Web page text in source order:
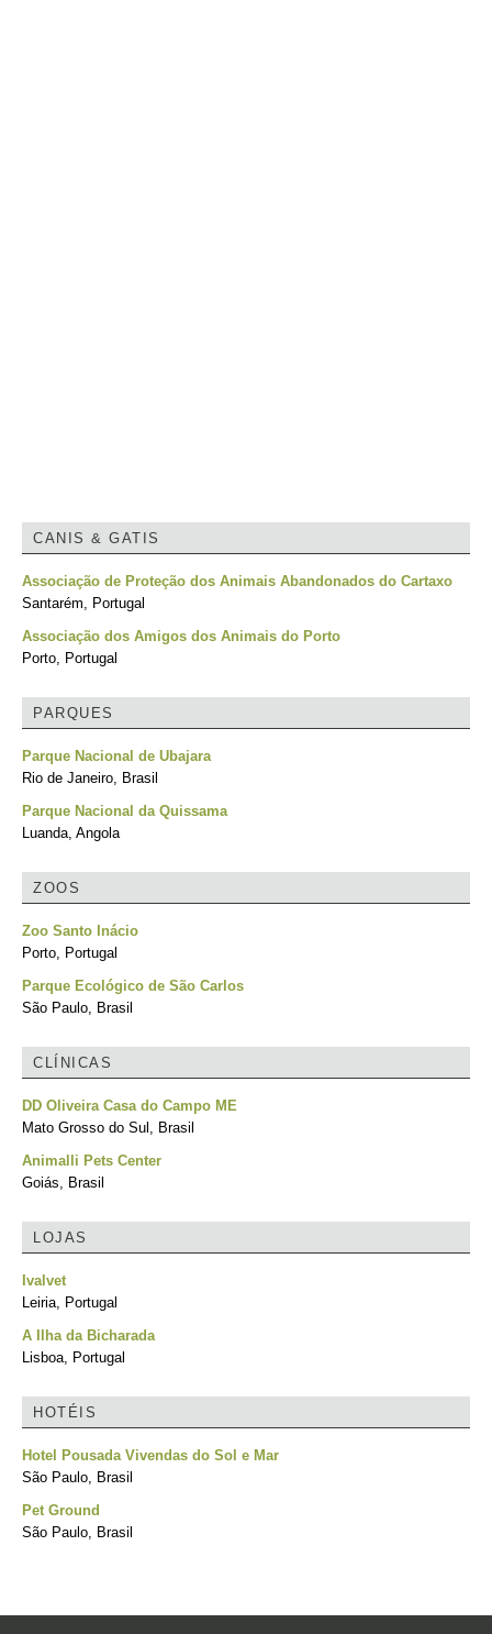
CANIS & GATIS
Associação de Proteção dos Animais Abandonados do Cartaxo
Santarém, Portugal
Associação dos Amigos dos Animais do Porto
Porto, Portugal
PARQUES
Parque Nacional de Ubajara
Rio de Janeiro, Brasil
Parque Nacional da Quissama
Luanda, Angola
ZOOS
Zoo Santo Inácio
Porto, Portugal
Parque Ecológico de São Carlos
São Paulo, Brasil
CLÍNICAS
DD Oliveira Casa do Campo ME
Mato Grosso do Sul, Brasil
Animalli Pets Center
Goiás, Brasil
LOJAS
Ivalvet
Leiria, Portugal
A Ilha da Bicharada
Lisboa, Portugal
HOTÉIS
Hotel Pousada Vivendas do Sol e Mar
São Paulo, Brasil
Pet Ground
São Paulo, Brasil